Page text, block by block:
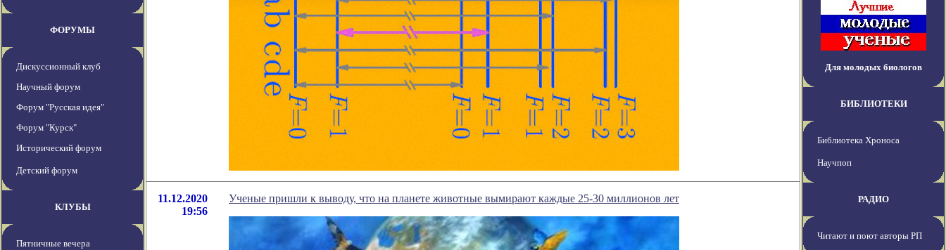
ФОРУМЫ
Дискуссионный клуб
Научный форум
Форум "Русская идея"
Форум "Курск"
Исторический форум
Детский форум
КЛУБЫ
Пятничные вечера
11.12.2020
19:56
Ученые пришли к выводу, что на планете животные вымирают каждые 25-30 миллионов лет
Для молодых биологов
БИБЛИОТЕКИ
Библиотека Хроноса
Научпоп
РАДИО
Читают и поют авторы РП